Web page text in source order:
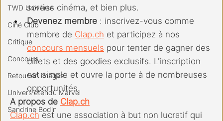
TWD Universe
Ciné Club
Critique
Concours
Retour en images
Univers étendu Marvel
Sandrine Bodin
sorties cinéma, et bien plus.
Devenez membre : inscrivez-vous comme
membre de Clap.ch et participez à nos
concours mensuels pour tenter de gagner des
billets et des goodies exclusifs. L'inscription
est simple et ouvre la porte à de nombreuses
opportunités.
A propos de Clap.ch
Clap.ch est une association à but non lucratif qui